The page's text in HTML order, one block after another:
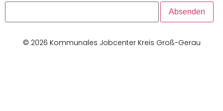
© 2026 Kommunales Jobcenter Kreis Groß-Gerau